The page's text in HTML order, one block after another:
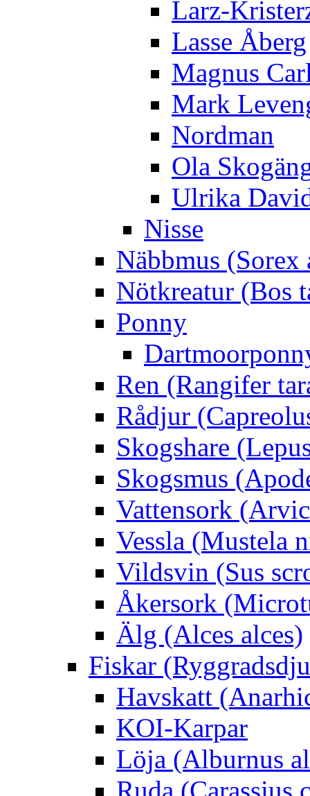
Larz-
Lasse Åberg
Magnus
Mark
Nordman
Ola
Ulrika
Nisse
Näbbmus (Sorex
Nötkreatur (Bos
Ponny
Ren (Rangifer
Rådjur
Skogshare
Skogsmus
Vattensork
Vessla (Mustela
Vildsvin (Sus
Åkersork
Älg (Alces alces)
Fiskar
Havskatt
KOI-Karpar
Löja (Alburnus
Ruda (Carassius